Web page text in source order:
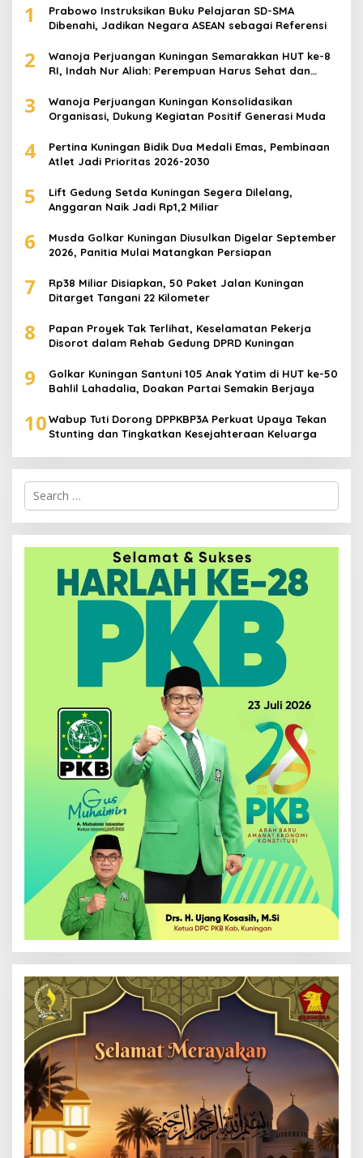
1
Prabowo Instruksikan Buku Pelajaran SD-SMA
Dibenahi, Jadikan Negara ASEAN sebagai Referensi
2
Wanoja Perjuangan Kuningan Semarakkan HUT ke-8
RI, Indah Nur Aliah: Perempuan Harus Sehat dan
3
Wanoja Perjuangan Kuningan Konsolidasikan
Organisasi, Dukung Kegiatan Positif Generasi Muda
4
Pertina Kuningan Bidik Dua Medali Emas, Pembinaan
Atlet Jadi Prioritas 2026-2030
5
Lift Gedung Setda Kuningan Segera Dilelang,
Anggaran Naik Jadi Rp1,2 Miliar
6
Musda Golkar Kuningan Diusulkan Digelar September
2026, Panitia Mulai Matangkan Persiapan
7
Rp38 Miliar Disiapkan, 50 Paket Jalan Kuningan
Ditarget Tangani 22 Kilometer
8
Papan Proyek Tak Terlihat, Keselamatan Pekerja
Disorot dalam Rehab Gedung DPRD Kuningan
9
Golkar Kuningan Santuni 105 Anak Yatim di HUT ke-50
Bahlil Lahadalia, Doakan Partai Semakin Berjaya
10Wabup Tuti Dorong DPPKBP3A Perkuat Upaya Tekan
Stunting dan Tingkatkan Kesejahteraan Keluarga
Search
for: